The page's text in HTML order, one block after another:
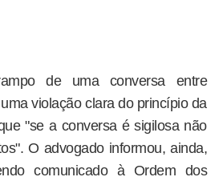
de uma conversa entre
violação clara do princípio da
"se a conversa é sigilosa não
O advogado informou, ainda,
comunicado à Ordem dos